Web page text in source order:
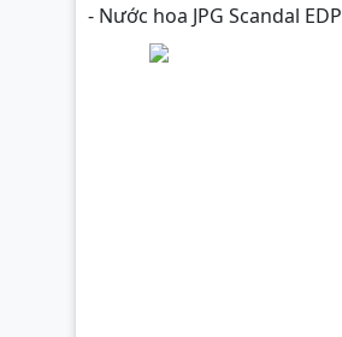
- Nước hoa JPG Scandal